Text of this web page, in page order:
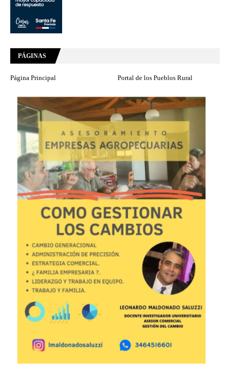
PÁGINAS
Página Principal Portal de los Pueblos Rural